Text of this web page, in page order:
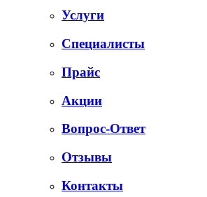
Услуги
Специалисты
Прайс
Акции
Вопрос-Ответ
Отзывы
Контакты